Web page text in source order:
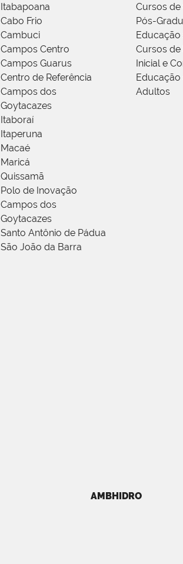
Itabapoana
Cabo Frio
Cambuci
Campos Centro
Campos Guarus
Centro de Referência
Campos dos
Goytacazes
Itaboraí
Itaperuna
Macaé
Maricá
Quissamã
Polo de Inovação
Campos dos
Goytacazes
Santo Antônio de Pádua
São João da Barra
Cursos
Pós-
Educação
Cursos
Inicial e
Educação
Adultos
AMBHIDRO